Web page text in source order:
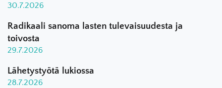
30.7.2026
Radikaali sanoma lasten tulevaisuudesta ja
toivosta
29.7.2026
Lähetystyötä lukiossa
28.7.2026